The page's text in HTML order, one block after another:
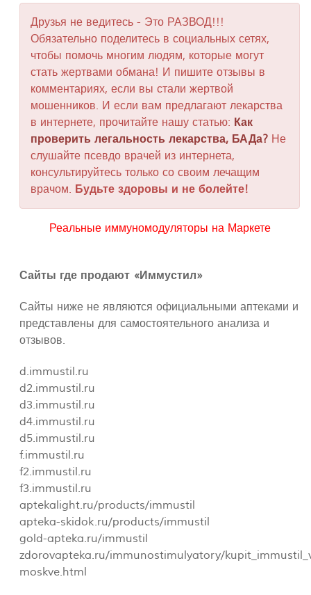
Друзья не ведитесь - Это РАЗВОД!!!
Обязательно поделитесь в социальных сетях,
чтобы помочь многим людям, которые могут
стать жертвами обмана! И пишите отзывы в
комментариях, если вы стали жертвой
мошенников. И если вам предлагают лекарства
в интернете, прочитайте нашу статью: Как
проверить легальность лекарства, БАДа? Не
слушайте псевдо врачей из интернета,
консультируйтесь только со своим лечащим
врачом. Будьте здоровы и не болейте!
Реальные иммуномодуляторы на Маркете
Сайты где продают «Иммустил»
Сайты ниже не являются официальными аптеками и
представлены для самостоятельного анализа и
отзывов.
d.immustil.ru
d2.immustil.ru
d3.immustil.ru
d4.immustil.ru
d5.immustil.ru
f.immustil.ru
f2.immustil.ru
f3.immustil.ru
aptekalight.ru/products/immustil
apteka-skidok.ru/products/immustil
gold-apteka.ru/immustil
zdorovapteka.ru/immunostimulyatory/
moskve.html